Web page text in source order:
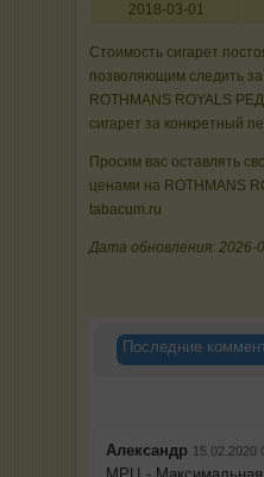
2018-03-01
Стоимость сигарет
позволяющим следить за
ROTHMANS ROYALS
сигарет за конкретный
Просим вас оставлять
ценами на ROTHMANS
tabacum.ru
Дата обновления: 2026-
Последние
Александр 15.02.2020